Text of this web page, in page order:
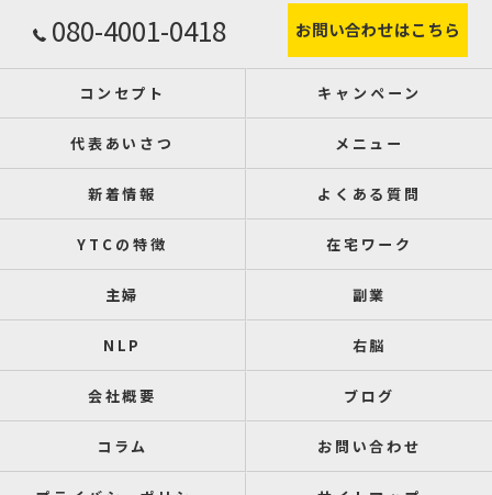
080-4001-0418 お問い合わせはこちら
コンセプト キャンペーン
代表あいさつ メニュー
新着情報 よくある質問
YTCの特徴 在宅ワーク
主婦 副業
NLP 右脳
会社概要 ブログ
コラム お問い合わせ